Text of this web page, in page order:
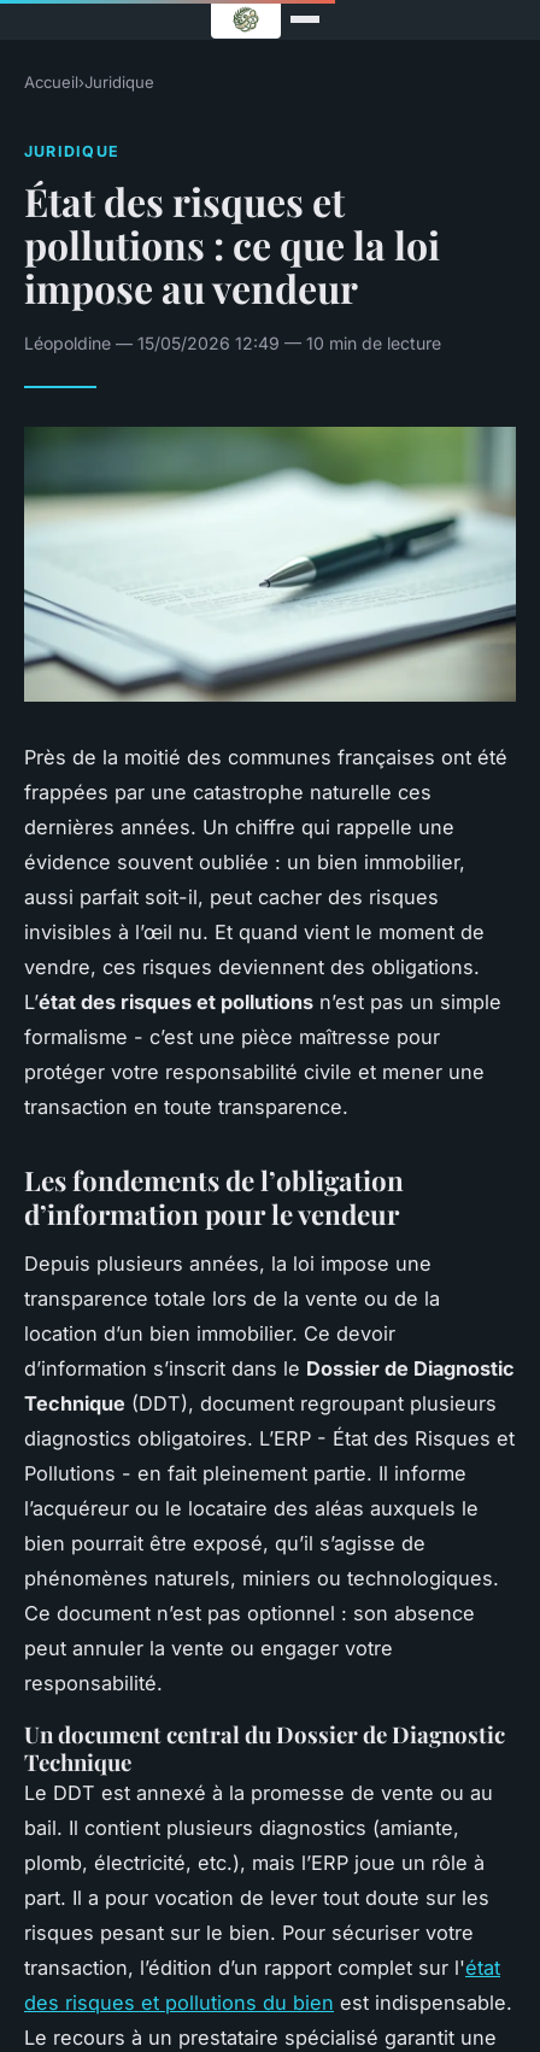
Accueil›Juridique
JURIDIQUE
État des risques et
pollutions : ce que la loi
impose au vendeur
Léopoldine — 15/05/2026 12:49 — 10 min de lecture
Près de la moitié des communes françaises ont été
frappées par une catastrophe naturelle ces
dernières années. Un chiffre qui rappelle une
évidence souvent oubliée : un bien immobilier,
aussi parfait soit-il, peut cacher des risques
invisibles à l’œil nu. Et quand vient le moment de
vendre, ces risques deviennent des obligations.
L’état des risques et pollutions n’est pas un simple
formalisme - c’est une pièce maîtresse pour
protéger votre responsabilité civile et mener une
transaction en toute transparence.
Les fondements de l’obligation
d’information pour le vendeur
Depuis plusieurs années, la loi impose une
transparence totale lors de la vente ou de la
location d’un bien immobilier. Ce devoir
d’information s’inscrit dans le Dossier de Diagnostic
Technique (DDT), document regroupant plusieurs
diagnostics obligatoires. L’ERP - État des Risques et
Pollutions - en fait pleinement partie. Il informe
l’acquéreur ou le locataire des aléas auxquels le
bien pourrait être exposé, qu’il s’agisse de
phénomènes naturels, miniers ou technologiques.
Ce document n’est pas optionnel : son absence
peut annuler la vente ou engager votre
responsabilité.
Un document central du Dossier de Diagnostic
Technique
Le DDT est annexé à la promesse de vente ou au
bail. Il contient plusieurs diagnostics (amiante,
plomb, électricité, etc.), mais l’ERP joue un rôle à
part. Il a pour vocation de lever tout doute sur les
risques pesant sur le bien. Pour sécuriser votre
transaction, l’édition d’un rapport complet sur l'état
des risques et pollutions du bien est indispensable.
Le recours à un prestataire spécialisé garantit une